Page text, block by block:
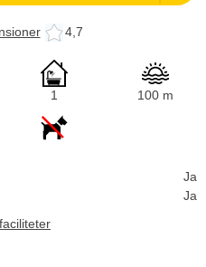
4,7
1 100 m
Ja
Ja